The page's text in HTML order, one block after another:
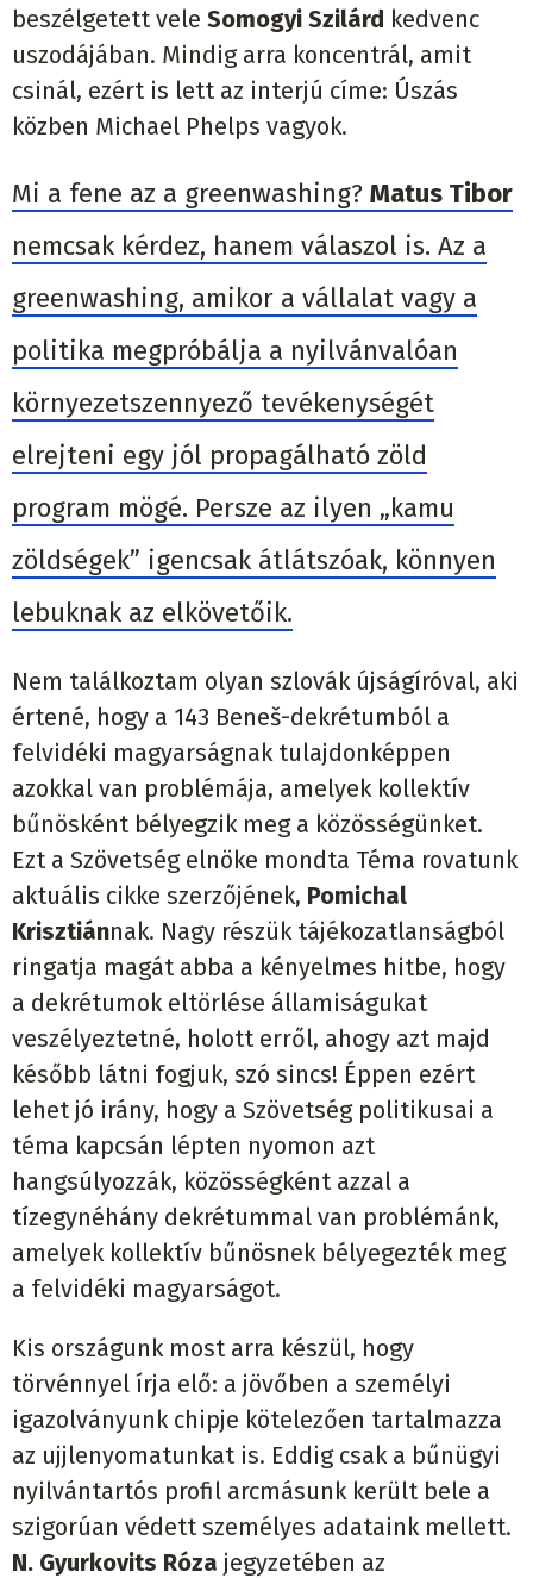
beszélgetett vele Somogyi Szilárd kedvenc
uszodájában. Mindig arra koncentrál, amit
csinál, ezért is lett az interjú címe: Úszás
közben Michael Phelps vagyok.
Mi a fene az a greenwashing? Matus Tibor
nemcsak kérdez, hanem válaszol is. Az a
greenwashing, amikor a vállalat vagy a
politika megpróbálja a nyilvánvalóan
környezetszennyező tevékenységét
elrejteni egy jól propagálható zöld
program mögé. Persze az ilyen „kamu
zöldségek” igencsak átlátszóak, könnyen
lebuknak az elkövetőik.
Nem találkoztam olyan szlovák újságíróval, aki
értené, hogy a 143 Beneš-dekrétumból a
felvidéki magyarságnak tulajdonképpen
azokkal van problémája, amelyek kollektív
bűnösként bélyegzik meg a közösségünket.
Ezt a Szövetség elnöke mondta Téma rovatunk
aktuális cikke szerzőjének, Pomichal
Krisztiánnak. Nagy részük tájékozatlanságból
ringatja magát abba a kényelmes hitbe, hogy
a dekrétumok eltörlése államiságukat
veszélyeztetné, holott erről, ahogy azt majd
később látni fogjuk, szó sincs! Éppen ezért
lehet jó irány, hogy a Szövetség politikusai a
téma kapcsán lépten nyomon azt
hangsúlyozzák, közösségként azzal a
tízegynéhány dekrétummal van problémánk,
amelyek kollektív bűnösnek bélyegezték meg
a felvidéki magyarságot.
Kis országunk most arra készül, hogy
törvénnyel írja elő: a jövőben a személyi
igazolványunk chipje kötelezően tartalmazza
az ujjlenyomatunkat is. Eddig csak a bűnügyi
nyilvántartós profil arcmásunk került bele a
szigorúan védett személyes adataink mellett.
N. Gyurkovits Róza jegyzetében az